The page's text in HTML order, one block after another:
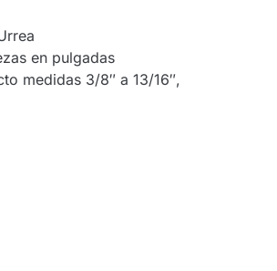
en pulgadas
medidas 3/8″ a 13/16″,